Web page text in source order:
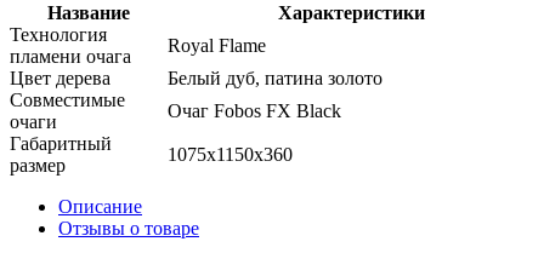
Название
Характеристики
Технология
пламени очага
Royal Flame
Цвет дерева
Белый дуб, патина золото
Совместимые
очаги
Очаг Fobos FX Black
Габаритный
размер
1075x1150x360
Описание
Отзывы о товаре